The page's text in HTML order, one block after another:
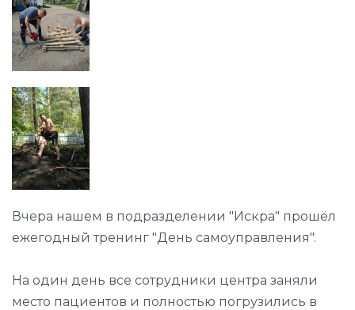
Вчера нашем в подразделении "Искра" прошёл
ежегодный тренинг "День самоуправления".
На один день все сотрудники центра заняли
место пациентов и полностью погрузились в